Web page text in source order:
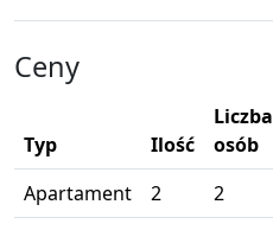
Ceny
Typ Ilość
Liczba
osób
Apartament
2 2